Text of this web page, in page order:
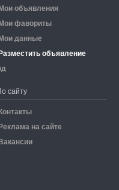
Мои объявления
Мои фавориты
Мои данные
Разместить объявление
сайту
Контакты
Реклама на сайте
Вакансии